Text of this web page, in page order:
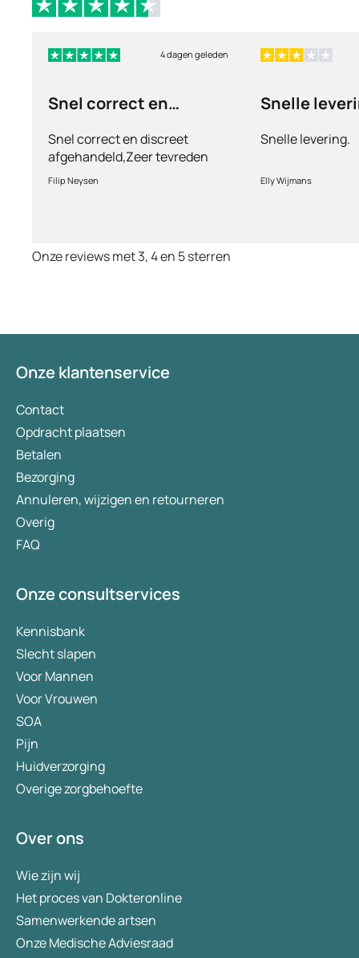
4 dagen geleden
Snel correct en
Snel correct en discreet
afgehandeld,Zeer tevreden
met de service en patiënt
vriendelijkheid.Vermoedelijk
Filip Neysen
Snelle
Snelle levering.
Elly Wijmans
Onze reviews met 3, 4 en 5 sterren
Onze klantenservice
Contact
Opdracht plaatsen
Betalen
Bezorging
Annuleren, wijzigen en retourneren
Overig
FAQ
Onze consultservices
Kennisbank
Slecht slapen
Voor Mannen
Voor Vrouwen
SOA
Pijn
Huidverzorging
Overige zorgbehoefte
Over ons
Wie zijn wij
Het proces van Dokteronline
Samenwerkende artsen
Onze Medische Adviesraad